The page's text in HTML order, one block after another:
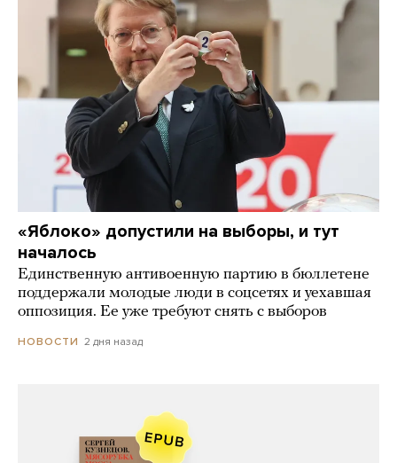
«Яблоко» допустили на выборы, и тут
началось
Единственную антивоенную партию в бюллетене
поддержали молодые люди в соцсетях и уехавшая
оппозиция. Ее уже требуют снять с выборов
НОВОСТИ 2 дня назад